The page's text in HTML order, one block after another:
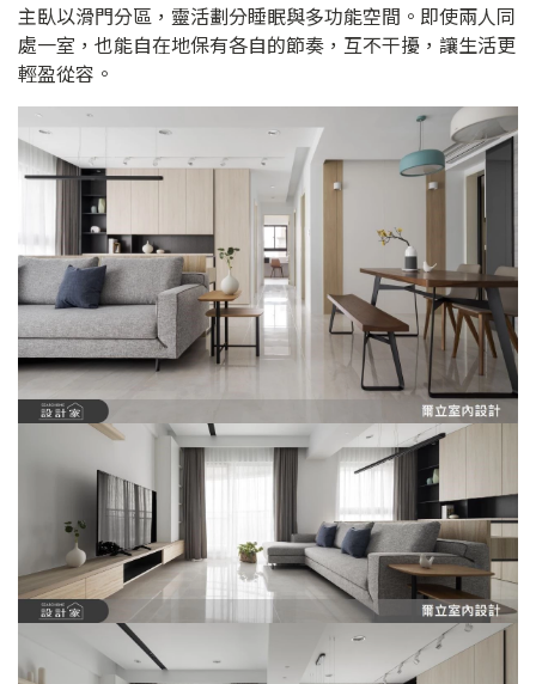
主臥以滑門分區，靈活劃分睡眠與多功能空間。即使兩人同
處一室，也能自在地保有各自的節奏，互不干擾，讓生活更
輕盈從容。